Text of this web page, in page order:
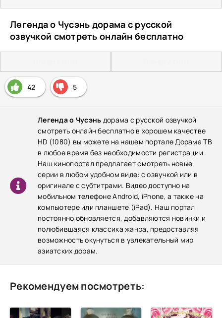
Легенда о Чусэнь дорама с русской
озвучкой смотреть онлайн бесплатно
42 5
Легенда о Чусэнь дорама с русской озвучкой
смотреть онлайн бесплатно в хорошем качестве
HD (1080) вы можете на нашем портале Дорама ТВ
в любое время без необходимости регистрации.
Наш кинопортал предлагает смотреть новые
серии в любом удобном виде: с озвучкой или в
оригинале с субтитрами. Видео доступно на
мобильном телефоне Android, iPhone, а также на
компьютере или планшете (iPad). Наш портал
постоянно обновляется, добавляются новинки и
полюбившаяся классика жанра, предоставляя
возможность окунуться в увлекательный мир
азиатских дорам.
Рекомендуем посмотреть: